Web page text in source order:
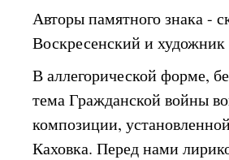
Авторы памятного знака -
Воскресенский и
В аллегорической форме,
тема Гражданской войны
композиции,
Каховка. Перед нами